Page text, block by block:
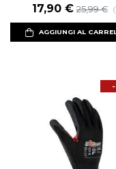
Prezzo scontato
17,90 € Prezzo
25,99 €
AGGIUNGI AL